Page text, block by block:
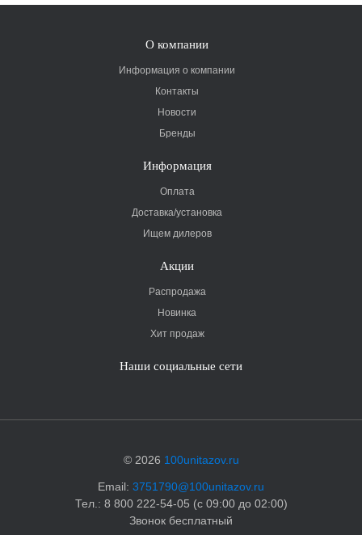
О компании
Информация о компании
Контакты
Новости
Бренды
Информация
Оплата
Доставка/установка
Ищем дилеров
Акции
Распродажа
Новинка
Хит продаж
Наши социальные сети
© 2026 100unitazov.ru
Email: 3751790@100unitazov.ru
Тел.: 8 800 222-54-05 (с 09:00 до 02:00)
Звонок бесплатный